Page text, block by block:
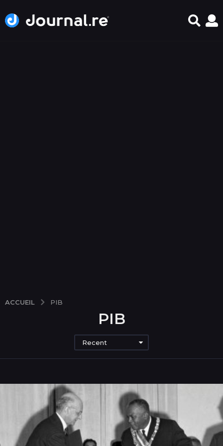
ACCUEIL PIB
PIB
Recent